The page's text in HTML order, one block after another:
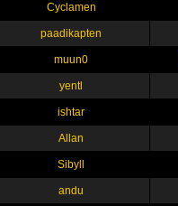
Cyclamen
paadikapten
muun0
yentl
ishtar
Allan
Sibyll
andu